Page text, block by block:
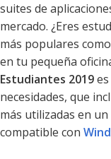
suites de
mercado. ¿Eres
más populares como
en tu pequeña
Estudiantes 2019
necesidades, que
más utilizadas en
compatible con